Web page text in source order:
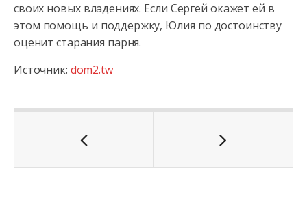
своих новых владениях. Если Сергей окажет ей в
этом помощь и поддержку, Юлия по достоинству
оценит старания парня.
Источник: dom2.tw